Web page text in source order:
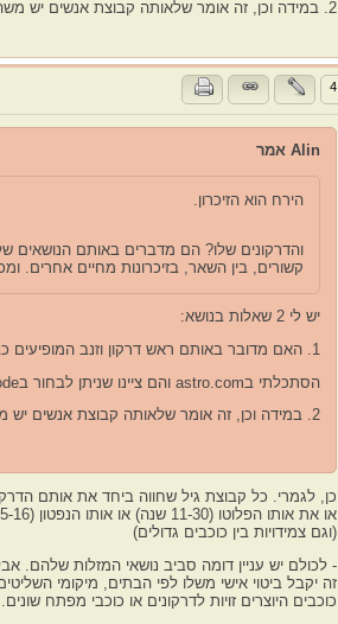
2. במידה וכן, זה אומר שלאותה קבוצת אנשים יש משהו משותף בלמידה בגלגול הזה?
4
Alin אמר
הירח הוא הזיכרון.
והדרקונים שלו? הם מדברים באותם הנושאים
קשורים, בין השאר, בזיכרונות מחיים אחרים.
יש לי 2 שאלות בנושא:
1. האם מדובר באותם ראש דרקון וזנב המופיעים כבר במפות(הזנב וראש שמשותף לאותו דור)?
הסתכלתי בastro.com והם ציינו שניתן לבחור בDescending Node כדי לראות את שניהם.
2. במידה וכן, זה אומר שלאותה קבוצת אנשים יש משהו משותף בלמידה בגלגול הזה?
כן, לגמרי. כל קבוצת גיל שחווה ביחד את אותם
או את אותו הפלוטו (11-30 שנה) או אותו הנפטון (15-16 שנה) או אותו אוראנוס (7-8)
(וגם צמידויות בין כוכבים גדולים)
- לכולם יש עניין דומה סביב נושאי המזלות שלהם.
זה יקבל ביטוי אישי משלו לפי הבתים, מיקומי
כוכבים היוצרים זויות לדרקונים או כוכבי מפתח שונים.